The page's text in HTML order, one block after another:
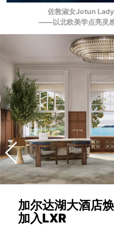
佐敦淑女Jotun Lady
——以北欧美学点亮灵
加尔达湖大酒店
加入LXR